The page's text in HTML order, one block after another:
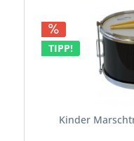
TIPP!
Kinder